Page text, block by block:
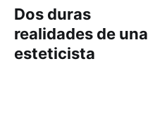
Dos duras
realidades de una
esteticista